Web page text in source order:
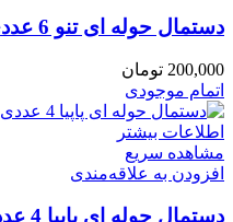
دستمال حوله ای تنو 6 عددی
200,000 تومان
اتمام موجودی
اطلاعات بیشتر
مشاهده سریع
افزودن به علاقه‌مندی
دستمال حوله ای پاپیا 4 عددی